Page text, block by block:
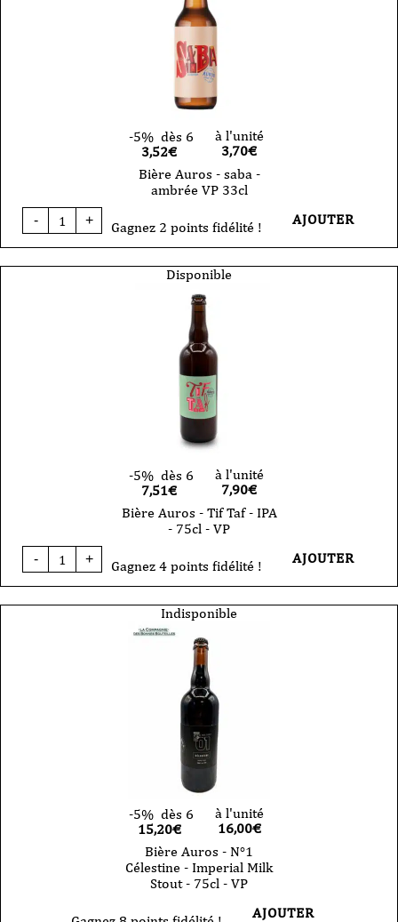
-5% dès 6
3,52€
à l'unité
3,70€
Bière Auros - saba -
ambrée VP 33cl
-
quantité
de
-
+ Gagnez 2 points fidélité ! AJOUTER
Disponible
-5% dès 6
7,51€
à l'unité
7,90€
Bière Auros - Tif Taf - IPA
- 75cl - VP
-
quantité
de
-
+ Gagnez 4 points fidélité ! AJOUTER
Indisponible
-5% dès 6
15,20€
à l'unité
16,00€
Bière Auros - N°1
Célestine - Imperial Milk
Stout - 75cl - VP
AJOUTER